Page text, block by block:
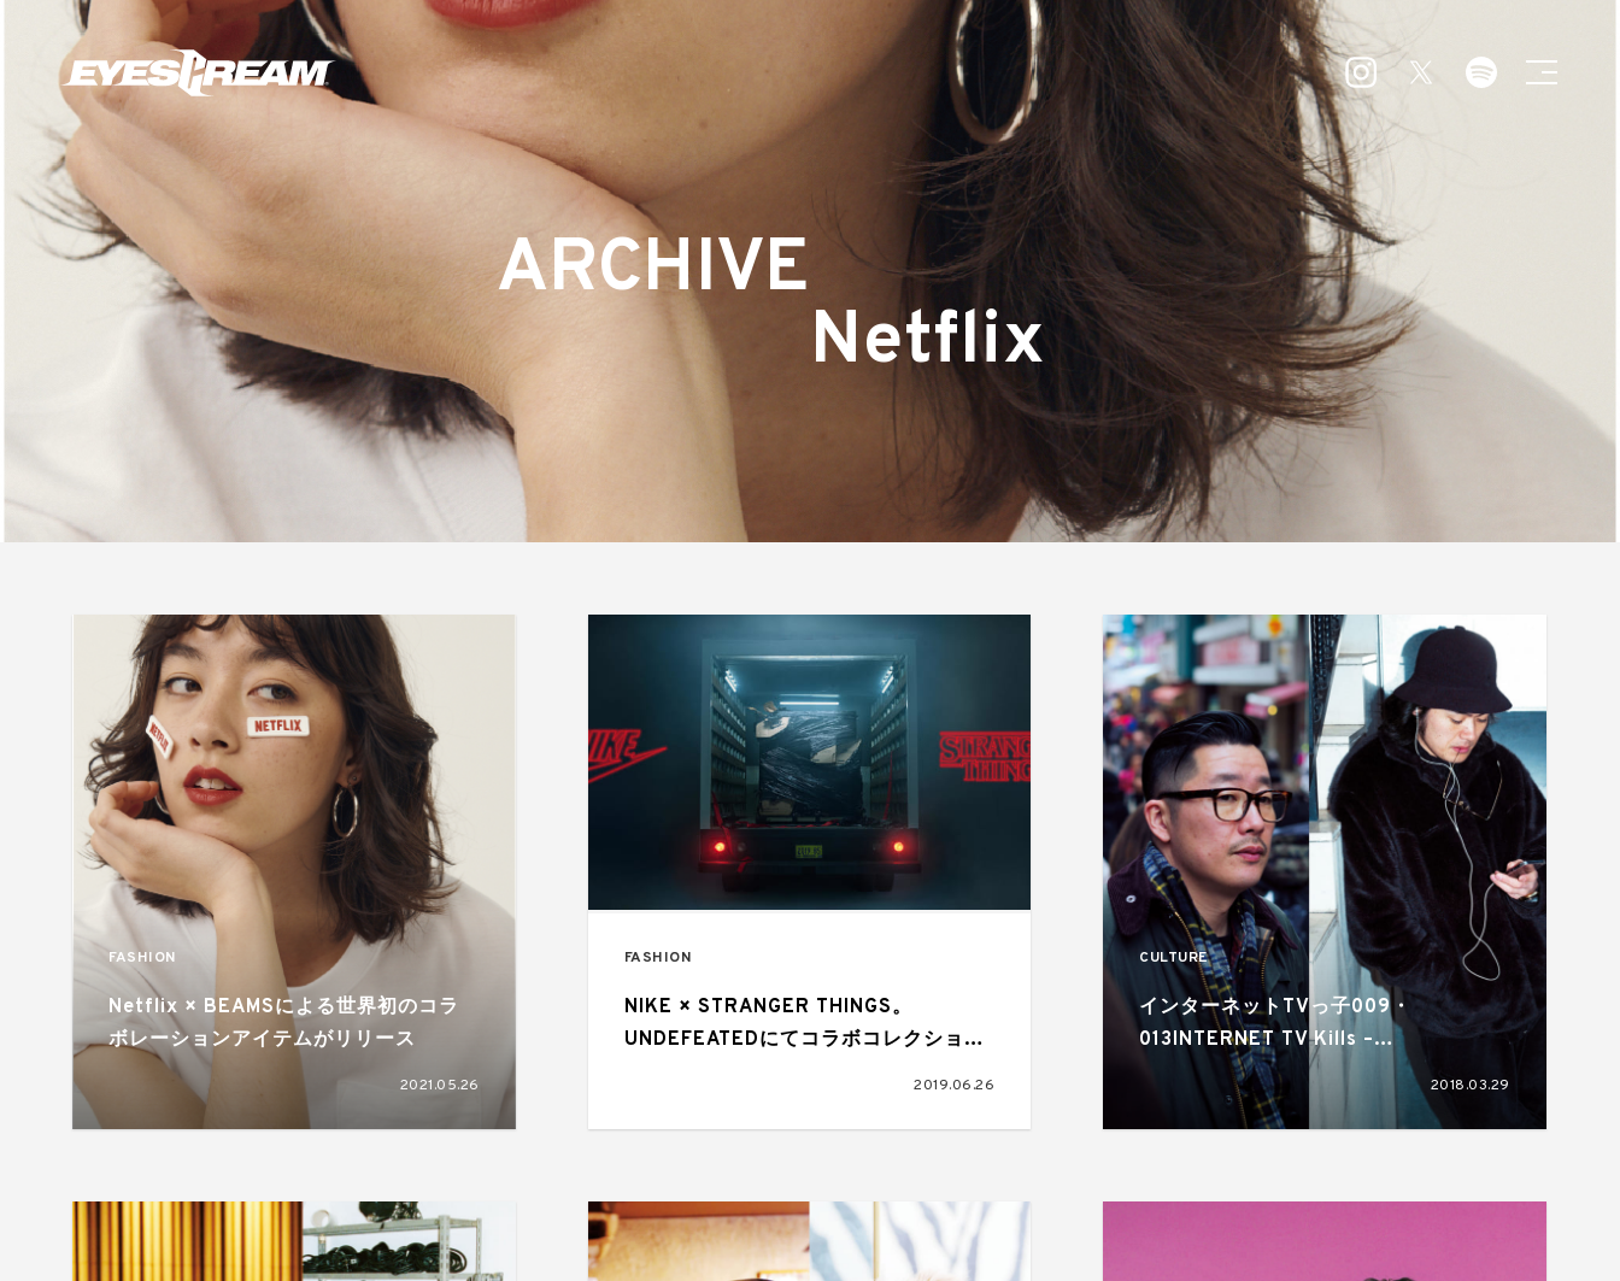
ARCHIVE
Netflix
FASHION
Netflix × BEAMSによる世界初のコラ
ボレーションアイテムがリリース
2021.05.26
FASHION
NIKE × STRANGER THINGS。
UNDEFEATEDにてコラボコレクション
2019.06.26
CULTURE
インターネットTVっ子009・
013INTERNET TV Kills –
BROADCASTING STAR! from
EYESCREAM NO.164
2018.03.29